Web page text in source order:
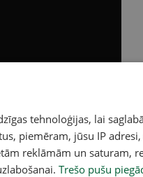
tehnoloģijas, lai
piemēram, jūsu IP
reklāmām un saturam,
Trešo pušu